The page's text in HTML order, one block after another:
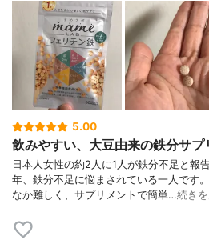
5.00
飲みやすい、大豆由来の鉄分サプ
日本人女性の約2人に1人が鉄分不足と報
年、鉄分不足に悩まされている一人です
なか難しく、サプリメントで簡単…続き